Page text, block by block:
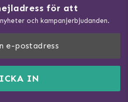
för att
och kampanjerbjudanden.
IN